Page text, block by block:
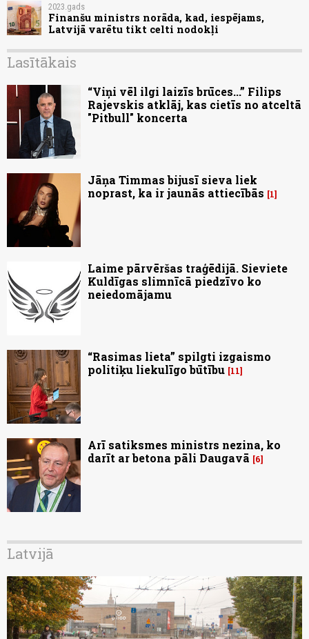
2023.gads
Finanšu ministrs norāda, kad, iespējams,
Latvijā varētu tikt celti nodokļi
Lasītākais
“Viņi vēl ilgi laizīs brūces...” Filips
Rajevskis atklāj, kas cietīs no atceltā
"Pitbull" koncerta
Jāņa Timmas bijusī sieva liek
noprast, ka ir jaunās attiecībās
1
Laime pārvēršas traģēdijā. Sieviete
Kuldīgas slimnīcā piedzīvo ko
neiedomājamu
“Rasimas lieta” spilgti izgaismo
politiķu liekulīgo būtību 11
Arī satiksmes ministrs nezina, ko
darīt ar betona pāli Daugavā
6
Latvijā